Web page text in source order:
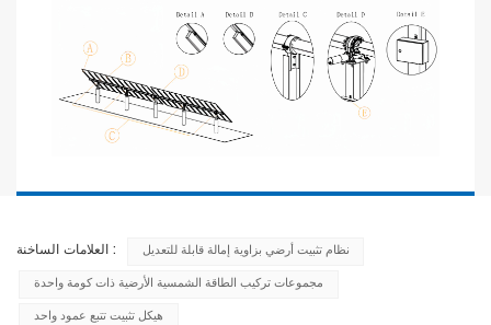
العلامات الساخنة : نظام تثبيت أرضي بزاوية إمالة قابلة للتعديل
مجموعات تركيب الطاقة الشمسية الأرضية ذات كومة واحدة
هيكل تثبيت تتبع عمود واحد